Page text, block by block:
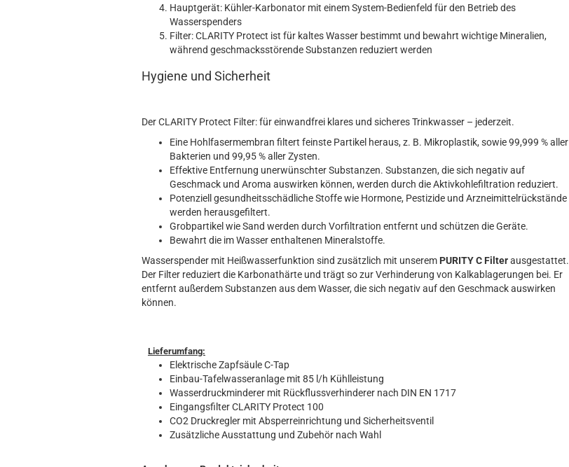
Hauptgerät: Kühler-Karbonator mit einem System-Bedienfeld für den Betrieb des
Wasserspenders
Filter: CLARITY Protect ist für kaltes Wasser bestimmt und bewahrt wichtige Mineralien,
während geschmacksstörende Substanzen reduziert werden
Hygiene und Sicherheit
Der CLARITY Protect Filter: für einwandfrei klares und sicheres Trinkwasser – jederzeit.
Eine Hohlfasermembran filtert feinste Partikel heraus, z. B. Mikroplastik, sowie 99,999 % aller
Bakterien und 99,95 % aller Zysten.
Effektive Entfernung unerwünschter Substanzen. Substanzen, die sich negativ auf
Geschmack und Aroma auswirken können, werden durch die Aktivkohlefiltration reduziert.
Potenziell gesundheitsschädliche Stoffe wie Hormone, Pestizide und Arzneimittelrückstände
werden herausgefiltert.
Grobpartikel wie Sand werden durch Vorfiltration entfernt und schützen die Geräte.
Bewahrt die im Wasser enthaltenen Mineralstoffe.
Wasserspender mit Heißwasserfunktion sind zusätzlich mit unserem PURITY C Filterausgestattet.
Der Filter reduziert die Karbonathärte und trägt so zur Verhinderung von Kalkablagerungen bei. Er
entfernt außerdem Substanzen aus dem Wasser, die sich negativ auf den Geschmack auswirken
können.
Lieferumfang:
Elektrische Zapfsäule C-Tap
Einbau-Tafelwasseranlage mit 85 l/h Kühlleistung
Wasserdruckminderer mit Rückflussverhinderer nach DIN EN 1717
Eingangsfilter CLARITY Protect 100
CO2 Druckregler mit Absperreinrichtung und Sicherheitsventil
Zusätzliche Ausstattung und Zubehör nach Wahl